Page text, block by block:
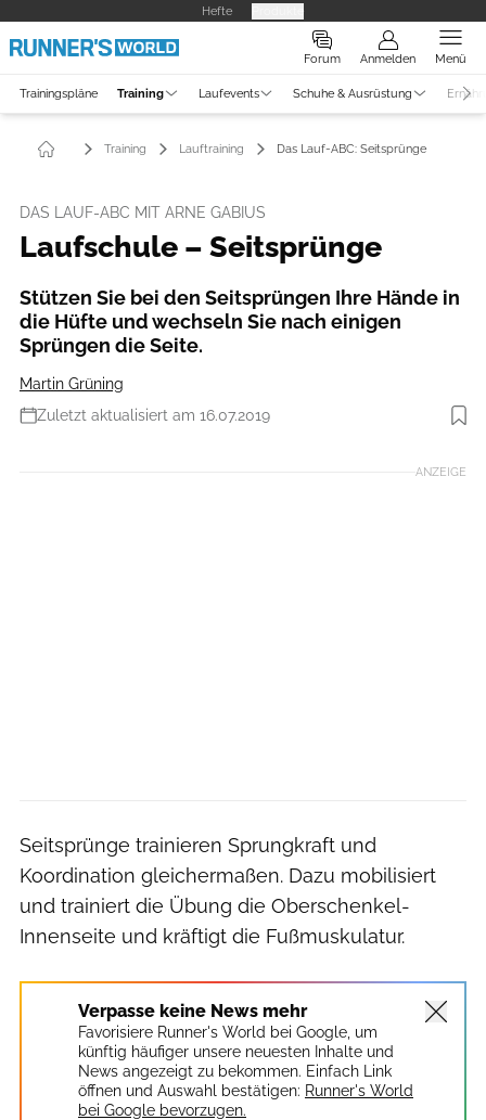
Hefte
Forum Anmelden Menü
Trainingspläne Training Laufevents Schuhe & Ausrüstung
Training Lauftraining Das Lauf-ABC: Seitsprünge
DAS LAUF-ABC MIT ARNE GABIUS
Laufschule – Seitsprünge
Stützen Sie bei den Seitsprüngen Ihre Hände in
die Hüfte und wechseln Sie nach einigen
Sprüngen die Seite.
Martin Grüning
Zuletzt aktualisiert am 16.07.2019
Foto: RUNNER’S WORLD
ANZEIGE
Seitsprünge trainieren Sprungkraft und
Koordination gleichermaßen. Dazu mobilisiert
und trainiert die Übung die Oberschenkel-
Innenseite und kräftigt die Fußmuskulatur.
Verpasse keine News mehr
Favorisiere Runner's World bei Google, um
künftig häufiger unsere neuesten Inhalte und
News angezeigt zu bekommen. Einfach Link
öffnen und Auswahl bestätigen: Runner's World
bei Google bevorzugen.